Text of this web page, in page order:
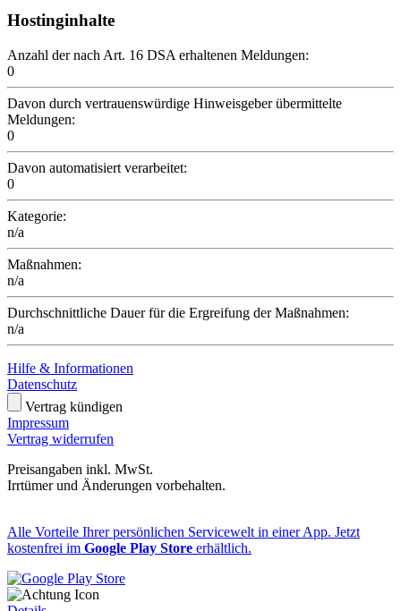
Hostinginhalte
Anzahl der nach Art. 16 DSA erhaltenen Meldungen:
0
Davon durch vertrauenswürdige Hinweisgeber übermittelte
Meldungen:
0
Davon automatisiert verarbeitet:
0
Kategorie:
n/a
Maßnahmen:
n/a
Durchschnittliche Dauer für die Ergreifung der Maßnahmen:
n/a
Hilfe & Informationen
Datenschutz
Vertrag kündigen
Impressum
Vertrag widerrufen
Preisangaben inkl. MwSt.
Irrtümer und Änderungen vorbehalten.
Alle Vorteile Ihrer persönlichen Servicewelt in einer App. Jetzt
kostenfrei im Google Play Store erhältlich.